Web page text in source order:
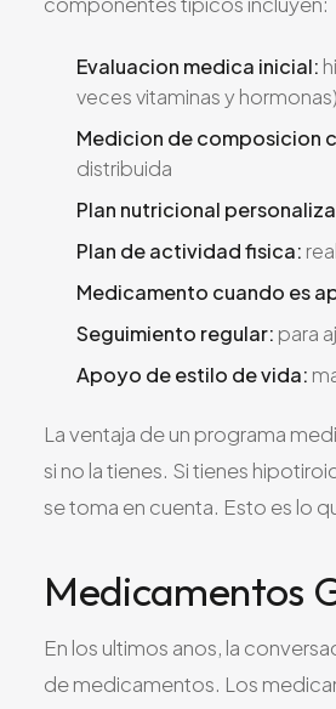
Evaluacion medica inicial:
veces vitaminas y hormonas)
Medicion de composicion
distribuida
Plan nutricional
Plan de actividad fisica:
Medicamento cuando es
Seguimiento regular: para
Apoyo de estilo de vida:
La ventaja de un programa
si no la tienes. Si tienes
se toma en cuenta. Esto es lo
Medicamentos
En los ultimos anos, la
de medicamentos. Los